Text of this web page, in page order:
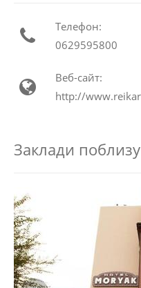
Телефон:
0629595800
Веб-сайт:
http://
Заклади поблизу